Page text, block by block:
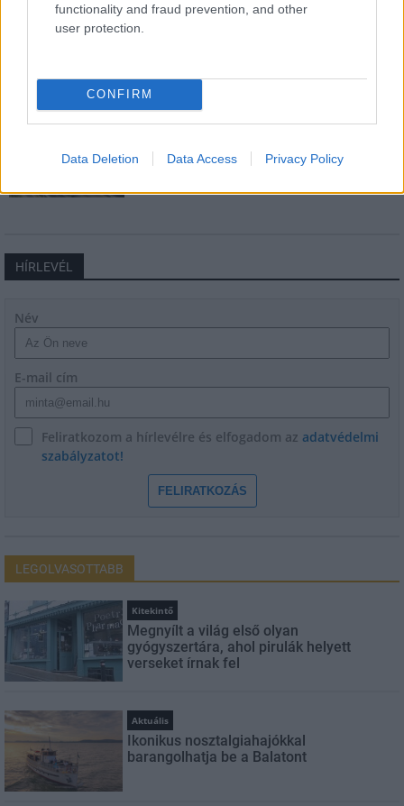
functionality and fraud prevention, and other
user protection.
CONFIRM
Data Deletion Data Access Privacy Policy
Másfélszeresére bővítik
Látványos építési szakasz indult be a
HÍRLEVÉL
Név
E-mail cím
Feliratkozom a hírlevélre és elfogadom az adatvédelmi
szabályzatot!
FELIRATKOZÁS
LEGOLVASOTTABB
Kitekintő
Megnyílt a világ első olyan
gyógyszertára, ahol pirulák helyett
verseket írnak fel
Aktuális
Ikonikus nosztalgiahajókkal
barangolhatja be a Balatont